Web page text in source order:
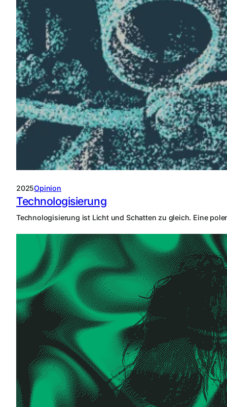
2025Opinion
Technologisierung
Technologisierung ist Licht und Schatten zu gleich. Eine